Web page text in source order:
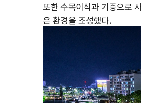
또한 수목이식과 기증으로
은 환경을 조성했다.